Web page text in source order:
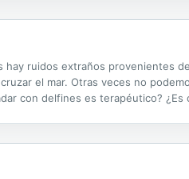
ruidos extraños provenientes
el mar. Otras veces no
con delfines es terapéutico?